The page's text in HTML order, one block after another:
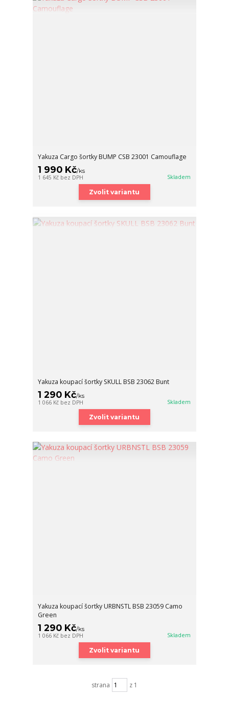
Yakuza Cargo šortky BUMP CSB 23001 Camouflage
1 990 Kč/ks
1 645 Kč bez DPH Skladem
Zvolit variantu
Yakuza koupací šortky SKULL BSB 23062 Bunt
1 290 Kč/ks
1 066 Kč bez DPH Skladem
Zvolit variantu
Yakuza koupací šortky URBNSTL BSB 23059 Camo
Green
1 290 Kč/ks
1 066 Kč bez DPH Skladem
Zvolit variantu
strana z 1